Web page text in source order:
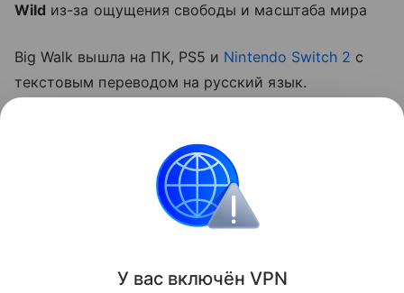
Wild из-за ощущения свободы и масштаба мира
Big Walk вышла на ПК, PS5 и Nintendo Switch 2 с
текстовым переводом на русский язык.
каталоге подписочного сервиса PlayStation Plus
У вас включён VPN